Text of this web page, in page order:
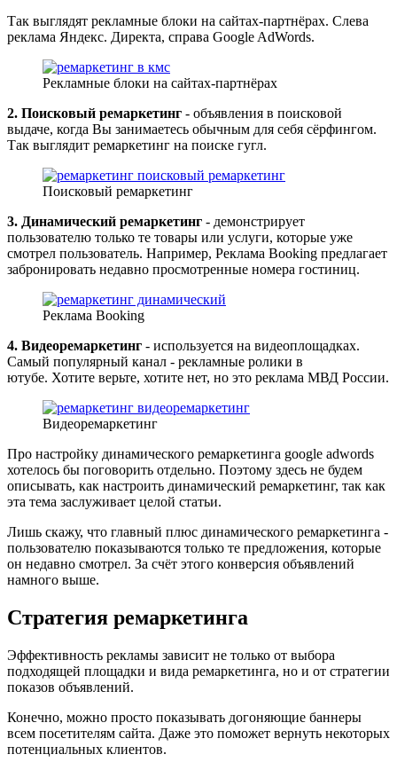
Так выглядят рекламные блоки на сайтах-партнёрах. Слева
реклама Яндекс. Директа, справа Google AdWords.
Рекламные блоки на сайтах-партнёрах
2. Поисковый ремаркетинг - объявления в поисковой
выдаче, когда Вы занимаетесь обычным для себя сёрфингом.
Так выглядит ремаркетинг на поиске гугл.
Поисковый ремаркетинг
3. Динамический ремаркетинг - демонстрирует
пользователю только те товары или услуги, которые уже
смотрел пользователь. Например, Реклама Booking предлагает
забронировать недавно просмотренные номера гостиниц.
Реклама Booking
4. Видеоремаркетинг - используется на видеоплощадках.
Самый популярный канал - рекламные ролики в
ютубе. Хотите верьте, хотите нет, но это реклама МВД России.
Видеоремаркетинг
Про настройку динамического ремаркетинга google adwords
хотелось бы поговорить отдельно. Поэтому здесь не будем
описывать, как настроить динамический ремаркетинг, так как
эта тема заслуживает целой статьи.
Лишь скажу, что главный плюс динамического ремаркетинга -
пользователю показываются только те предложения, которые
он недавно смотрел. За счёт этого конверсия объявлений
намного выше.
Стратегия ремаркетинга
Эффективность рекламы зависит не только от выбора
подходящей площадки и вида ремаркетинга, но и от стратегии
показов объявлений.
Конечно, можно просто показывать догоняющие баннеры
всем посетителям сайта. Даже это поможет вернуть некоторых
потенциальных клиентов.